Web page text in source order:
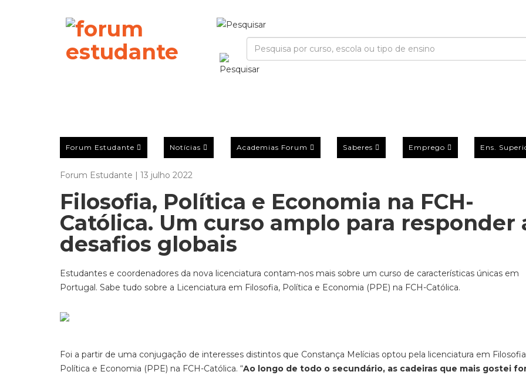
Forum Estudante Notícias Academias Forum Saberes Emprego Ens.
Forum Estudante | 13 julho 2022
Filosofia, Política e Economia na FCH-
Católica. Um curso amplo para responder
desafios globais
Estudantes e coordenadores da nova licenciatura contam-nos mais sobre um curso de características únicas em
Portugal. Sabe tudo sobre a Licenciatura em Filosofia, Política e Economia (PPE) na FCH-Católica.
Foi a partir de uma conjugação de interesses distintos que Constança Melícias optou pela licenciatura em
Política e Economia (PPE) na FCH-Católica. “Ao longo de todo o secundário, as cadeiras que mais gostei